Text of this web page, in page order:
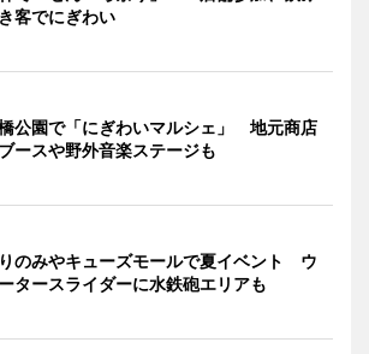
客でにぎわい
公園で「にぎわいマルシェ」 地元商店
ースや野外音楽ステージも
のみやキューズモールで夏イベント ウ
タースライダーに水鉄砲エリアも